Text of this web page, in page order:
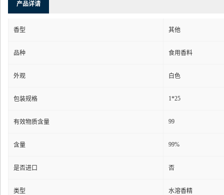
产品详请
香型 其他
品种 食用香料
外观 白色
包装规格 1*25
有效物质含量 99
含量 99%
是否进口 否
类型 水溶香精